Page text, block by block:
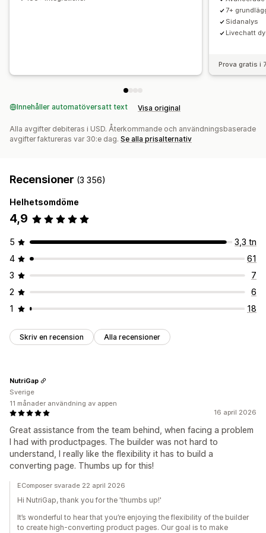
Insikter och tips
Spårning
7+
Sidanalys
Livechatt
Prova gratis i
Innehåller automatöversatt text Visa original
Alla avgifter debiteras i USD. Återkommande och användningsbaserade
avgifter faktureras var 30:e dag. Se alla prisalternativ
Recensioner (3 356)
Helhetsomdöme
4,9
5
3,3 tn
4
61
3
7
2
6
1
18
Skriv en recension Alla recensioner
16 april 2026
Great assistance from the team behind, when facing a problem
I had with productpages. The builder was not hard to
understand, I really like the flexibility it has to build a
converting page. Thumbs up for this!
NutriGap
Sverige
11 månader användning av appen
EComposer svarade 22 april 2026
Hi NutriGap, thank you for the 'thumbs up!'
It’s wonderful to hear that you’re enjoying the flexibility of the builder
to create high-converting product pages. Our goal is to make